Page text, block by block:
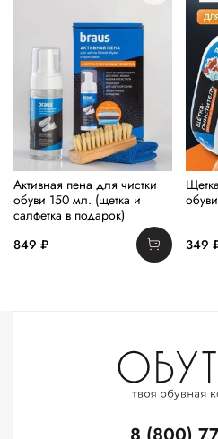
Активная пена для чистки
обуви 150 мл. (щетка и
салфетка в подарок)
849 ₽
349